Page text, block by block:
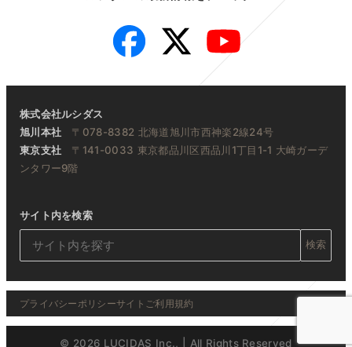
Facebook Twitter YouTube
株式会社ルシダス
旭川本社 〒078-8382 北海道旭川市西神楽2線24号
東京支社 〒141-0033 東京都品川区西品川1丁目1-1 大崎ガーデ
ンタワー9階
サイト内を検索
検索
プライバシーポリシーサイトご利用規約
© 2026 LUCIDAS Inc., | All Rights Reserved